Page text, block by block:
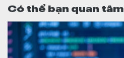
Có thể bạn quan tâm